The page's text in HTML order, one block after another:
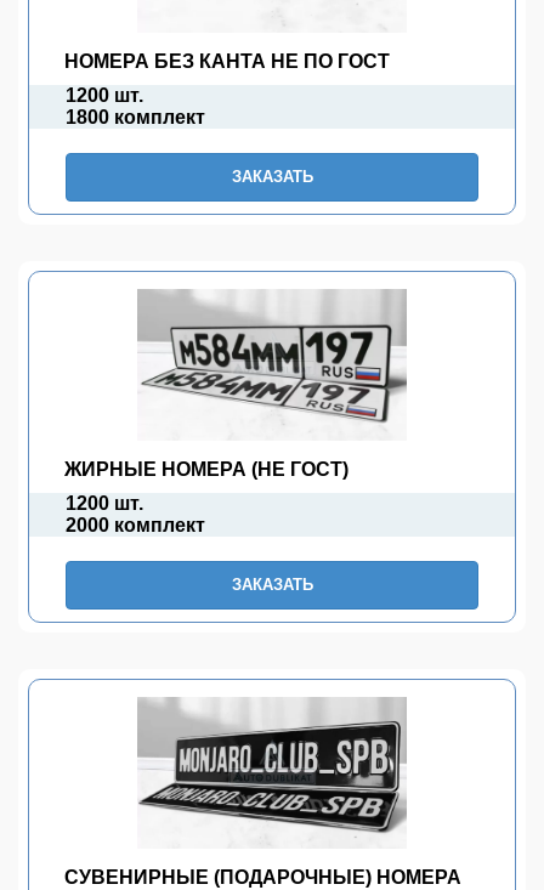
НОМЕРА БЕЗ КАНТА НЕ ПО ГОСТ
1200 шт.
1800 комплект
ЗАКАЗАТЬ
ЖИРНЫЕ НОМЕРА (НЕ ГОСТ)
1200 шт.
2000 комплект
ЗАКАЗАТЬ
СУВЕНИРНЫЕ (ПОДАРОЧНЫЕ) НОМЕРА